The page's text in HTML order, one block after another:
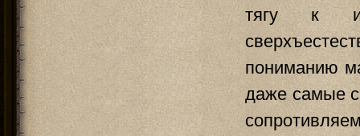
тягу к
пониманию
даже самые